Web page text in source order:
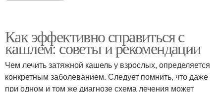
Как эффективно справиться с
кашлем: советы и рекомендации
Чем лечить затяжной кашель у взрослых, определяется
конкретным заболеванием. Следует помнить, что даже
при одном и том же диагнозе схема лечения может